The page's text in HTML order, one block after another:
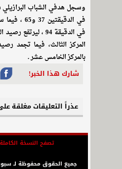
وسجل هدفي الشباب
في
بالمركز الخامس عشر .
شارك هذا الخبر!
عذراً التعليقات مغلقة
تصفح النسخة الكاملة
جميع الحقوق محفوظة لـ